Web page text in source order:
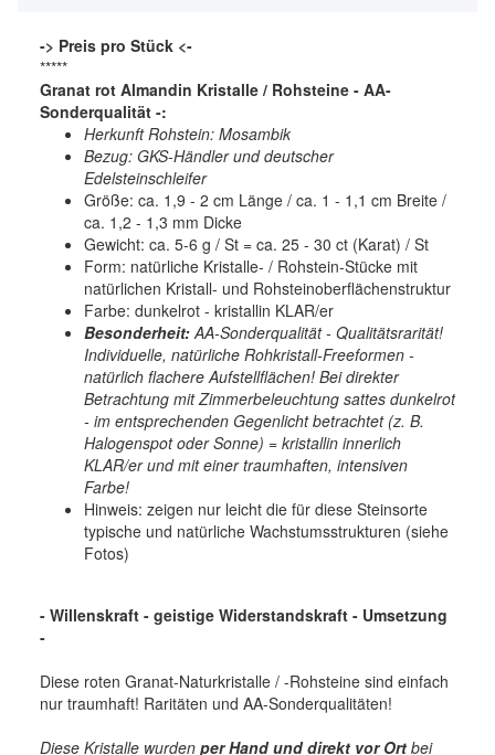
-> Preis pro Stück <-
*****
Granat rot Almandin Kristalle / Rohsteine - AA-
Sonderqualität -:
Herkunft Rohstein: Mosambik
Bezug: GKS-Händler und deutscher
Edelsteinschleifer
Größe: ca. 1,9 - 2 cm Länge / ca. 1 - 1,1 cm Breite /
ca. 1,2 - 1,3 mm Dicke
Gewicht: ca. 5-6 g / St = ca. 25 - 30 ct (Karat) / St
Form: natürliche Kristalle- / Rohstein-Stücke mit
natürlichen Kristall- und Rohsteinoberflächenstruktur
Farbe: dunkelrot - kristallin KLAR/er
Besonderheit: AA-Sonderqualität - Qualitätsrarität!
Individuelle, natürliche Rohkristall-Freeformen -
natürlich flachere Aufstellflächen! Bei direkter
Betrachtung mit Zimmerbeleuchtung sattes dunkelrot
- im entsprechenden Gegenlicht betrachtet (z. B.
Halogenspot oder Sonne) = kristallin innerlich
KLAR/er und mit einer traumhaften, intensiven
Farbe!
Hinweis: zeigen nur leicht die für diese Steinsorte
typische und natürliche Wachstumsstrukturen (siehe
Fotos)
- Willenskraft - geistige Widerstandskraft - Umsetzung
-
Diese roten Granat-Naturkristalle / -Rohsteine sind einfach
nur traumhaft! Raritäten und AA-Sonderqualitäten!
Diese Kristalle wurden per Hand und direkt vor Ort bei